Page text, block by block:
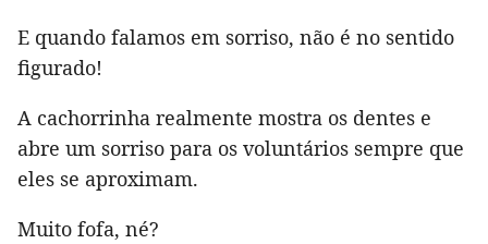
E quando falamos em sorriso, não é no sentido
figurado!
A cachorrinha realmente mostra os dentes e
abre um sorriso para os voluntários sempre que
eles se aproximam.
Muito fofa, né?